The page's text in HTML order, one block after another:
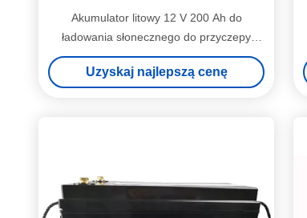
Akumulator litowy 12 V 200 Ah do
ładowania słonecznego do przyczepy
kempingowej
Uzyskaj najlepszą cenę